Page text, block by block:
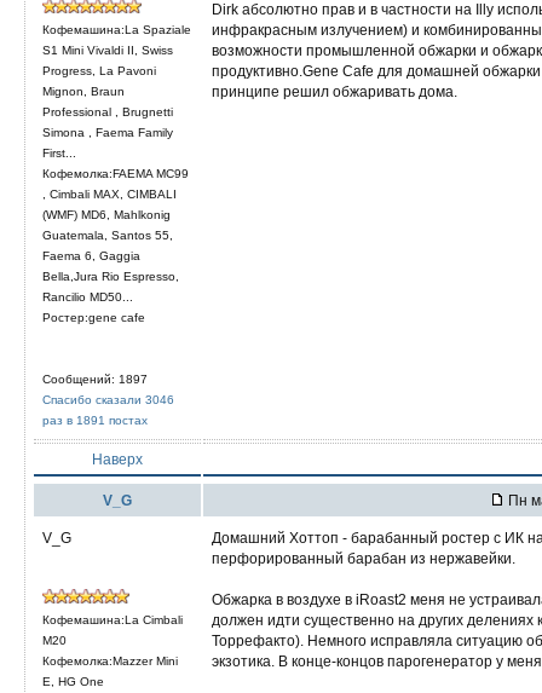
Кофемашина:La Spaziale
S1 Mini Vivaldi II, Swiss
Progress, La Pavoni
Mignon, Braun
Professional , Brugnetti
Simona , Faema Family
First...
Кофемолка:FAEMA MC99
, Cimbali MAX, CIMBALI
(WMF) MD6, Mahlkonig
Guatemala, Santos 55,
Faema 6, Gaggia
Bella,Jura Rio Espresso,
Rancilio MD50...
Ростер:gene cafe
Сообщений: 1897
Спасибо сказали 3046
раз в 1891 постах
Dirk абсолютно прав и в частности на Illy
инфракрасным излучением) и
возможности промышленной обжарки и
продуктивно.Gene Cafe для домашней
принципе решил обжаривать дома.
Наверх
V_G Пн
V_G
Кофемашина:La Cimbali
M20
Кофемолка:Mazzer Mini
E, HG One
Домашний Хоттоп - барабанный ростер с ИК
перфорированный барабан из нержавейки.
Обжарка в воздухе в iRoast2 меня не
должен идти существенно на других
Торрефакто). Немного исправляла ситуацию
экзотика. В конце-концов парогенератор у